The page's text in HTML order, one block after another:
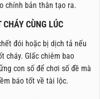
chính bản thân tạo ra.
CÙNG LÚC
đói hoặc bị dịch tả nếu
cháy. GIấc chiêm bao
con số để chơi số đề mà
báo tốt về tài lộc.